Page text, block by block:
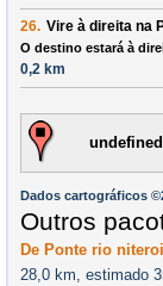
26. Vire à direita na
O destino estará à
0,2 km
undefined
Dados cartográficos
Outros
De Ponte rio
28,0 km, estimado